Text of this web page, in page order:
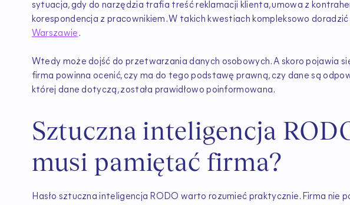
sytuacja, gdy do narzędzia trafia treść reklamacji klienta, umowa z
korespondencja z pracownikiem. W takich kwestiach kompleksowo
Warszawie.
Wtedy może dojść do przetwarzania danych osobowych. A skoro pojawia
firma powinna ocenić, czy ma do tego podstawę prawną, czy dane są
której dane dotyczą, została prawidłowo poinformowana.
Sztuczna inteligencja
musi pamiętać firma?
Hasło sztuczna inteligencja RODO warto rozumieć praktycznie. Firma nie